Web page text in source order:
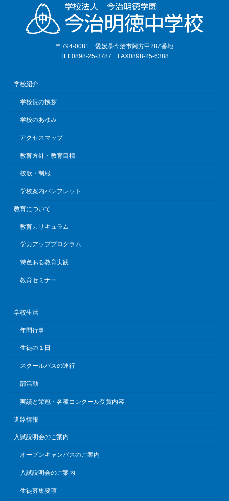
〒794-0081 愛媛県今治市阿方甲287番地
TEL0898-25-3787 FAX0898-25-6388
学校紹介
学校長の挨拶
学校のあゆみ
アクセスマップ
教育方針・教育目標
校歌・制服
学校案内パンフレット
教育について
教育カリキュラム
学力アッププログラム
特色ある教育実践
教育セミナー
学校生活
年間行事
生徒の１日
スクールバスの運行
部活動
実績と栄冠・各種コンクール受賞内容
進路情報
入試説明会のご案内
オープンキャンパスのご案内
入試説明会のご案内
生徒募集要項